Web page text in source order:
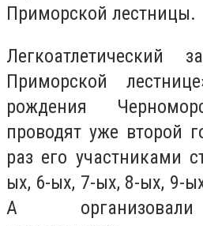
Приморской лестницы.
Легкоатлетический
Приморской
рождения
проводят уже второй
раз его участниками
ых, 6-ых, 7-ых, 8-ых, 9-
А